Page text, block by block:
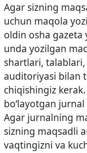
Agar sizning
uchun maqola
oldin osha
unda yozilgan
shartlari,
auditoriyasi bilan
chiqishingiz
bo’layotgan
Agar jurnalning
sizning maqsadli
vaqtingizni va